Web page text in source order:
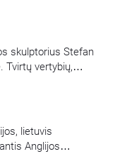
skulptorius Stefan
Tvirtų vertybių,
ir
lietuvis
Anglijos